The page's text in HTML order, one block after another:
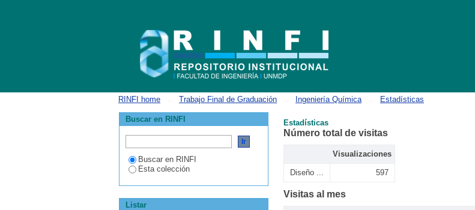
RINFI home Trabajo Final de Graduación Ingeniería Química Estadísticas
Estadísticas
Número total de visitas
Visualizaciones
Diseño ... 597
Visitas al mes
Buscar en RINFI
Buscar en RINFI
Esta colección
Listar